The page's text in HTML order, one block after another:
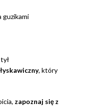
guzikami
, który
zapoznaj się z